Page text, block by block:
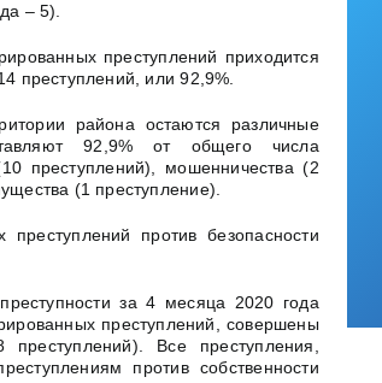
– 5).
преступлений приходится
преступлений, или 92,9%.
района остаются различные
92,9% от общего числа
преступлений), мошенничества (2
(1 преступление).
преступлений против безопасности
за 4 месяца 2020 года
преступлений, совершены
Все преступления,
против собственности